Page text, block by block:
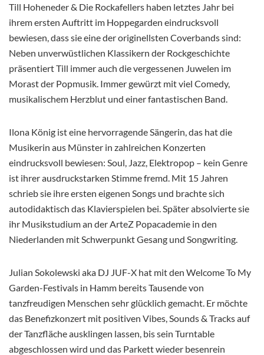
Till Hoheneder & Die Rockafellers haben letztes Jahr bei
ihrem ersten Auftritt im Hoppegarden eindrucksvoll
bewiesen, dass sie eine der originellsten Coverbands sind:
Neben unverwüstlichen Klassikern der Rockgeschichte
präsentiert Till immer auch die vergessenen Juwelen im
Morast der Popmusik. Immer gewürzt mit viel Comedy,
musikalischem Herzblut und einer fantastischen Band.
Ilona König ist eine hervorragende Sängerin, das hat die
Musikerin aus Münster in zahlreichen Konzerten
eindrucksvoll bewiesen: Soul, Jazz, Elektropop – kein Genre
ist ihrer ausdruckstarken Stimme fremd. Mit 15 Jahren
schrieb sie ihre ersten eigenen Songs und brachte sich
autodidaktisch das Klavierspielen bei. Später absolvierte sie
ihr Musikstudium an der ArteZ Popacademie in den
Niederlanden mit Schwerpunkt Gesang und Songwriting.
Julian Sokolewski aka DJ JUF-X hat mit den Welcome To My
Garden-Festivals in Hamm bereits Tausende von
tanzfreudigen Menschen sehr glücklich gemacht. Er möchte
das Benefizkonzert mit positiven Vibes, Sounds & Tracks auf
der Tanzfläche ausklingen lassen, bis sein Turntable
abgeschlossen wird und das Parkett wieder besenrein